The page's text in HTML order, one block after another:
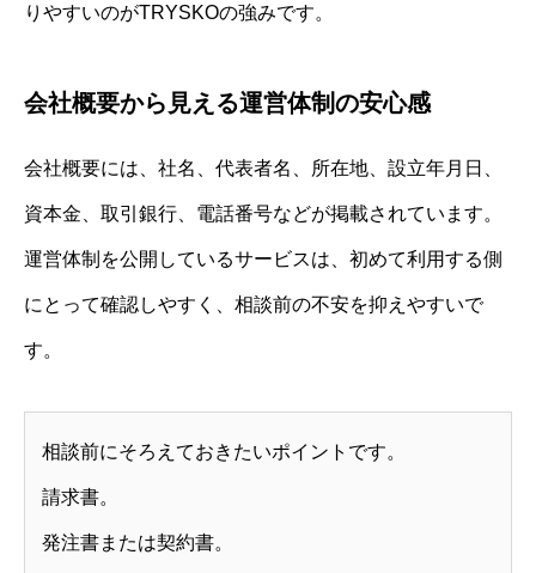
りやすいのがTRYSKOの強みです。
会社概要から見える運営体制の安心感
会社概要には、社名、代表者名、所在地、設立年月日、
資本金、取引銀行、電話番号などが掲載されています。
運営体制を公開しているサービスは、初めて利用する側
にとって確認しやすく、相談前の不安を抑えやすいで
す。
相談前にそろえておきたいポイントです。
請求書。
発注書または契約書。